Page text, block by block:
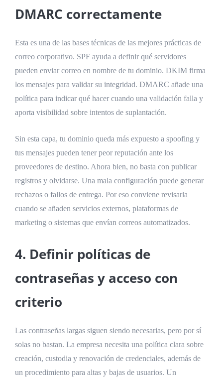
DMARC correctamente
Esta es una de las bases técnicas de las mejores prácticas de
correo corporativo. SPF ayuda a definir qué servidores
pueden enviar correo en nombre de tu dominio. DKIM firma
los mensajes para validar su integridad. DMARC añade una
política para indicar qué hacer cuando una validación falla y
aporta visibilidad sobre intentos de suplantación.
Sin esta capa, tu dominio queda más expuesto a spoofing y
tus mensajes pueden tener peor reputación ante los
proveedores de destino. Ahora bien, no basta con publicar
registros y olvidarse. Una mala configuración puede generar
rechazos o fallos de entrega. Por eso conviene revisarla
cuando se añaden servicios externos, plataformas de
marketing o sistemas que envían correos automatizados.
4. Definir políticas de
contraseñas y acceso con
criterio
Las contraseñas largas siguen siendo necesarias, pero por sí
solas no bastan. La empresa necesita una política clara sobre
creación, custodia y renovación de credenciales, además de
un procedimiento para altas y bajas de usuarios. Un